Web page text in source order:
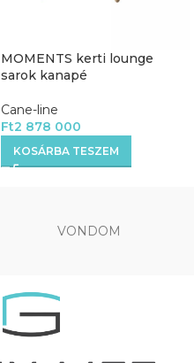
MOMENTS kerti lounge
sarok kanapé
Cane-line
Ft2 878 000
KOSÁRBA TESZEM
VONDOM